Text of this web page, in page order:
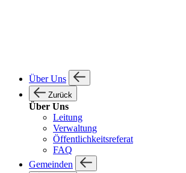
Über Uns
Zurück
Über Uns
Leitung
Verwaltung
Öffentlichkeitsreferat
FAQ
Gemeinden